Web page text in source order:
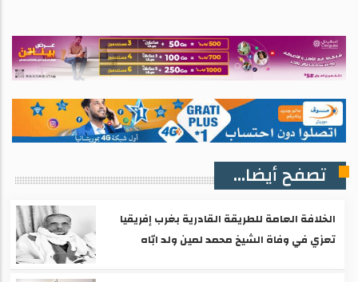
تصفح أيضا...
الخلافة العامة للطريقة القادرية بغرب إفريقيا
تعزي في وفاة الشيخ محمد لمين ولد ابّاه